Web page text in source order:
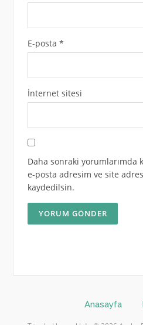
E-posta *
İnternet sitesi
Daha sonraki yorumlarımda
e-posta adresim ve site
kaydedilsin.
Anasayfa